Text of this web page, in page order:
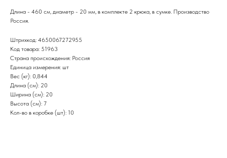
Длина - 460 см, диаметр - 20 мм, в комплекте 2 крюка, в сумке. Производство
Россия.
Штрихкод: 4650067272955
Код товара: 51963
Страна происхождения: Россия
Единица измерения: шт
Вес (кг): 0,844
Длина (см): 20
Ширина (см): 20
Высота (см): 7
Кол-во в коробке (шт): 10